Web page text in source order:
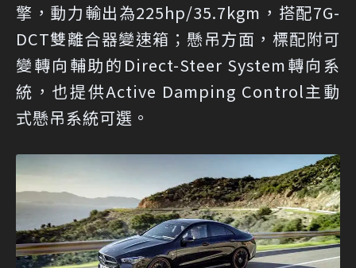
擎，動力輸出為225hp/35.7kgm，搭配7G-
DCT雙離合器變速箱；懸吊方面，標配附可
變轉向輔助的Direct-Steer System轉向系
統，也提供Active Damping Control主動
式懸吊系統可選。